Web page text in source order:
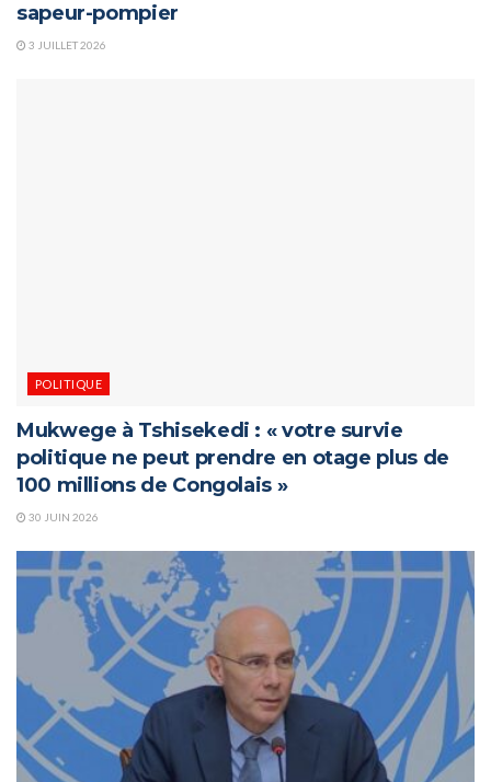
sapeur-pompier
3 JUILLET 2026
POLITIQUE
Mukwege à Tshisekedi : « votre survie
politique ne peut prendre en otage plus de
100 millions de Congolais »
30 JUIN 2026